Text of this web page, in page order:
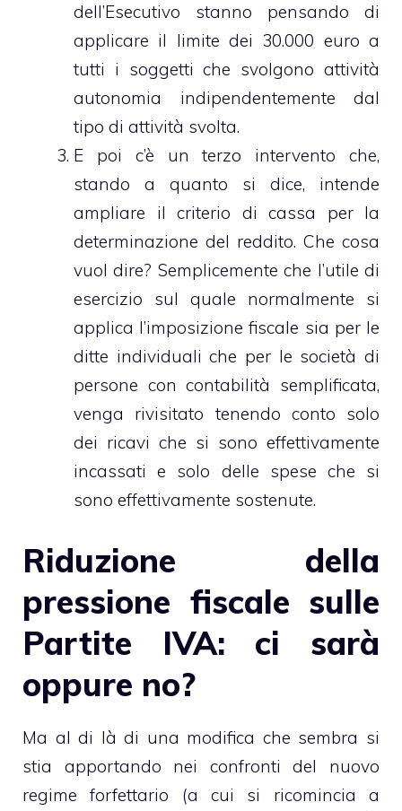
dell’Esecutivo stanno pensando di
applicare il limite dei 30.000 euro a
tutti i soggetti che svolgono attività
autonomia indipendentemente dal
tipo di attività svolta.
E poi c’è un terzo intervento che,
stando a quanto si dice, intende
ampliare il criterio di cassa per la
determinazione del reddito. Che cosa
vuol dire? Semplicemente che l’utile di
esercizio sul quale normalmente si
applica l’imposizione fiscale sia per le
ditte individuali che per le società di
persone con contabilità semplificata,
venga rivisitato tenendo conto solo
dei ricavi che si sono effettivamente
incassati e solo delle spese che si
sono effettivamente sostenute.
Riduzione della
pressione fiscale sulle
Partite IVA: ci sarà
oppure no?
Ma al di là di una modifica che sembra si
stia apportando nei confronti del nuovo
regime forfettario (a cui si ricomincia a